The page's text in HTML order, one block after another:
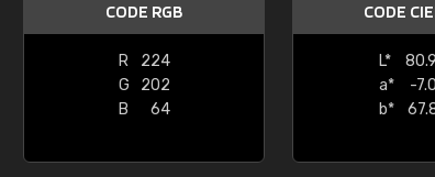
CODE RGB
R
224
G
202
B
64
CODE
L*
a*
-
b*
sont les produits disponibles.
palettes de couleurs: Classic,
comprend pas qui est quoi.
bien passé et le produit